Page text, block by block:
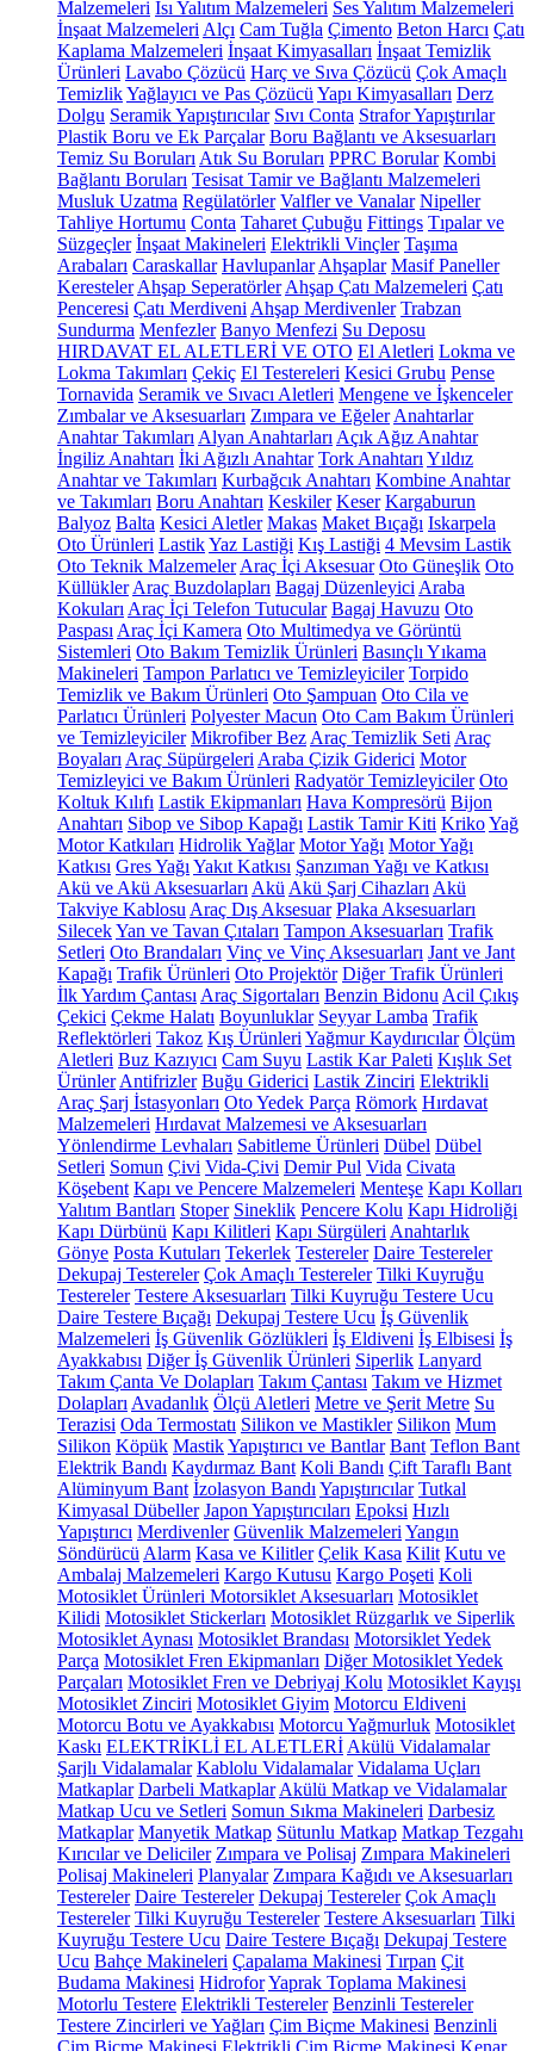
Malzemeleri Isı Yalıtım Malzemeleri Ses Yalıtım Malzemeleri
İnşaat Malzemeleri Alçı Cam Tuğla Çimento Beton Harcı Çatı
Kaplama Malzemeleri İnşaat Kimyasalları İnşaat Temizlik
Ürünleri Lavabo Çözücü Harç ve Sıva Çözücü Çok Amaçlı
TemizlikYağlayıcı ve Pas Çözücü Yapı Kimyasalları Derz
Dolgu Seramik Yapıştırıcılar Sıvı Conta Strafor Yapıştırılar
Plastik Boru ve Ek Parçalar Boru Bağlantı ve Aksesuarları
Temiz Su Boruları Atık Su Boruları PPRC Borular Kombi
Bağlantı Boruları Tesisat Tamir ve Bağlantı Malzemeleri
Musluk Uzatma Regülatörler Valfler ve Vanalar Nipeller
Tahliye Hortumu Conta Taharet Çubuğu Fittings Tıpalar ve
Süzgeçler İnşaat Makineleri Elektrikli Vinçler Taşıma
Arabaları Caraskallar Havlupanlar Ahşaplar Masif Paneller
Keresteler Ahşap Seperatörler Ahşap Çatı Malzemeleri Çatı
Penceresi Çatı Merdiveni Ahşap Merdivenler Trabzan
Sundurma Menfezler Banyo Menfezi Su Deposu
HIRDAVAT EL ALETLERİ VE OTO El Aletleri Lokma ve
Lokma Takımları Çekiç El Testereleri Kesici Grubu Pense
Tornavida Seramik ve Sıvacı Aletleri Mengene ve İşkenceler
Zımbalar ve Aksesuarları Zımpara ve Eğeler Anahtarlar
Anahtar Takımları Alyan Anahtarları Açık Ağız Anahtar
İngiliz Anahtarı İki Ağızlı Anahtar Tork Anahtarı Yıldız
Anahtar ve Takımları Kurbağcık Anahtarı Kombine Anahtar
ve Takımları Boru Anahtarı Keskiler Keser Kargaburun
Balyoz Balta Kesici Aletler Makas Maket Bıçağı Iskarpela
Oto Ürünleri LastikYaz Lastiği Kış Lastiği 4 Mevsim Lastik
Oto Teknik Malzemeler Araç İçi Aksesuar Oto Güneşlik Oto
Küllükler Araç Buzdolapları Bagaj Düzenleyici Araba
Kokuları Araç İçi Telefon Tutucular Bagaj Havuzu Oto
Paspası Araç İçi Kamera Oto Multimedya ve Görüntü
Sistemleri Oto Bakım Temizlik Ürünleri Basınçlı Yıkama
Makineleri Tampon Parlatıcı ve Temizleyiciler Torpido
Temizlik ve Bakım Ürünleri Oto Şampuan Oto Cila ve
Parlatıcı Ürünleri Polyester Macun Oto Cam Bakım Ürünleri
ve Temizleyiciler Mikrofiber Bez Araç Temizlik Seti Araç
Boyaları Araç Süpürgeleri Araba Çizik Giderici Motor
Temizleyici ve Bakım Ürünleri Radyatör Temizleyiciler Oto
Koltuk Kılıfı Lastik Ekipmanları Hava Kompresörü Bijon
Anahtarı Sibop ve Sibop Kapağı Lastik Tamir Kiti KrikoYağ
Motor Katkıları Hidrolik Yağlar Motor Yağı Motor Yağı
Katkısı Gres Yağı Yakıt Katkısı Şanzıman Yağı ve Katkısı
Akü ve Akü Aksesuarları Akü Akü Şarj Cihazları Akü
Takviye Kablosu Araç Dış Aksesuar Plaka Aksesuarları
SilecekYan ve Tavan Çıtaları Tampon Aksesuarları Trafik
Setleri Oto Brandaları Vinç ve Vinç Aksesuarları Jant ve Jant
Kapağı Trafik Ürünleri Oto Projektör Diğer Trafik Ürünleri
İlk Yardım Çantası Araç Sigortaları Benzin Bidonu Acil Çıkış
Çekici Çekme Halatı Boyunluklar Seyyar Lamba Trafik
Reflektörleri Takoz Kış Ürünleri Yağmur Kaydırıcılar Ölçüm
Aletleri Buz Kazıyıcı Cam Suyu Lastik Kar Paleti Kışlık Set
Ürünler Antifrizler Buğu Giderici Lastik Zinciri Elektrikli
Araç Şarj İstasyonları Oto Yedek Parça Römork Hırdavat
Malzemeleri Hırdavat Malzemesi ve Aksesuarları
Yönlendirme Levhaları Sabitleme Ürünleri Dübel Dübel
Setleri Somun Çivi Vida-Çivi Demir Pul Vida Civata
Köşebent Kapı ve Pencere Malzemeleri Menteşe Kapı Kolları
Yalıtım Bantları Stoper Sineklik Pencere Kolu Kapı Hidroliği
Kapı Dürbünü Kapı Kilitleri Kapı Sürgüleri Anahtarlık
Gönye Posta Kutuları Tekerlek Testereler Daire Testereler
Dekupaj Testereler Çok Amaçlı Testereler Tilki Kuyruğu
Testereler Testere Aksesuarları Tilki Kuyruğu Testere Ucu
Daire Testere Bıçağı Dekupaj Testere Ucu İş Güvenlik
Malzemeleri İş Güvenlik Gözlükleri İş Eldiveni İş Elbisesi İş
Ayakkabısı Diğer İş Güvenlik Ürünleri Siperlik Lanyard
Takım Çanta Ve Dolapları Takım Çantası Takım ve Hizmet
Dolapları Avadanlık Ölçü Aletleri Metre ve Şerit Metre Su
Terazisi Oda Termostatı Silikon ve Mastikler Silikon Mum
Silikon Köpük MastikYapıştırıcı ve Bantlar Bant Teflon Bant
Elektrik Bandı Kaydırmaz Bant Koli Bandı Çift Taraflı Bant
Alüminyum Bant İzolasyon Bandı Yapıştırıcılar Tutkal
Kimyasal Dübeller Japon Yapıştırıcıları Epoksi Hızlı
Yapıştırıcı Merdivenler Güvenlik Malzemeleri Yangın
Söndürücü Alarm Kasa ve Kilitler Çelik Kasa Kilit Kutu ve
Ambalaj Malzemeleri Kargo Kutusu Kargo Poşeti Koli
Motosiklet Ürünleri Motorsiklet Aksesuarları Motosiklet
Kilidi Motosiklet Stickerları Motosiklet Rüzgarlık ve Siperlik
Motosiklet Aynası Motosiklet Brandası Motorsiklet Yedek
Parça Motosiklet Fren Ekipmanları Diğer Motosiklet Yedek
Parçaları Motosiklet Fren ve Debriyaj Kolu Motosiklet Kayışı
Motosiklet Zinciri Motosiklet Giyim Motorcu Eldiveni
Motorcu Botu ve Ayakkabısı Motorcu Yağmurluk Motosiklet
Kaskı ELEKTRİKLİ EL ALETLERİ Akülü Vidalamalar
Şarjlı Vidalamalar Kablolu Vidalamalar Vidalama Uçları
Matkaplar Darbeli Matkaplar Akülü Matkap ve Vidalamalar
Matkap Ucu ve Setleri Somun Sıkma Makineleri Darbesiz
Matkaplar Manyetik Matkap Sütunlu Matkap Matkap Tezgahı
Kırıcılar ve Deliciler Zımpara ve Polisaj Zımpara Makineleri
Polisaj Makineleri Planyalar Zımpara Kağıdı ve Aksesuarları
Testereler Daire Testereler Dekupaj Testereler Çok Amaçlı
Testereler Tilki Kuyruğu Testereler Testere Aksesuarları Tilki
Kuyruğu Testere Ucu Daire Testere Bıçağı Dekupaj Testere
Ucu Bahçe Makineleri Çapalama Makinesi Tırpan Çit
Budama Makinesi HidroforYaprak Toplama Makinesi
Motorlu Testere Elektrikli Testereler Benzinli Testereler
Testere Zincirleri ve Yağları Çim Biçme Makinesi Benzinli
Çim Biçme Makinesi Elektrikli Çim Biçme Makinesi Kenar